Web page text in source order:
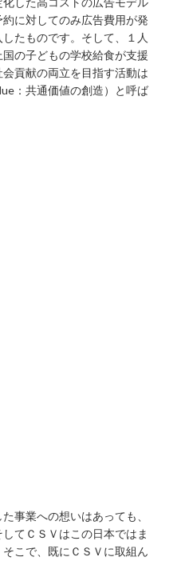
に対してのみ広告費用が発
たものです。そして、１人
の子どもの学校給食が支援
貢献の両立を目指す活動は
：共通価値の創造）と呼ば
事業への想いはあっても、
てＣＳＶはこの日本ではま
こで、既にＣＳＶに取組ん